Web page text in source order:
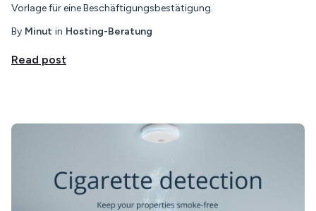
Vorlage für eine Beschäftigungsbestätigung.
By Minut in Hosting-Beratung
Read post